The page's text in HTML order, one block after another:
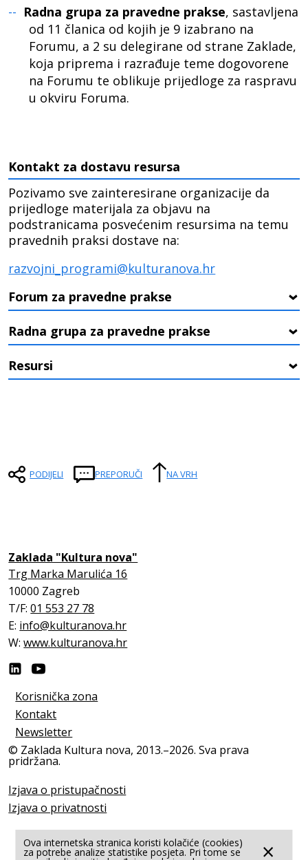
Radna grupa za pravedne prakse, sastavljena
od 11 članica od kojih je 9 izabrano na
Forumu, a 2 su delegirane od strane Zaklade,
koja priprema i razrađuje teme dogovorene
na Forumu te oblikuje prijedloge za raspravu
u okviru Foruma.
Kontakt za dostavu resursa
Pozivamo sve zainteresirane organizacije da
prijedloge materijala za objavu na
podstranicama posvećenim resursima na temu
pravednih praksi dostave na:
razvojni_programi@kulturanova.hr
Forum za pravedne prakse
›
Radna grupa za pravedne prakse ›
Resursi ›
PODIJELI PREPORUČI NA VRH
Zaklada "Kultura nova"
Trg Marka Marulića 16
10000 Zagreb
T/F:01 553 27 78
E: info@kulturanova.hr
W:www.kulturanova.hr
Korisnička zona
Kontakt
Newsletter
© Zaklada Kultura nova, 2013.–2026. Sva prava
pridržana.
Izjava o pristupačnosti
Izjava o privatnosti
×
Ova internetska stranica koristi kolačiće (cookies)
za potrebe analize statistike posjeta. Pri tome se